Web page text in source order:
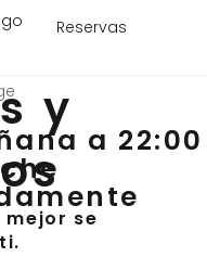
Reservas
y
mejor se
a 22:00